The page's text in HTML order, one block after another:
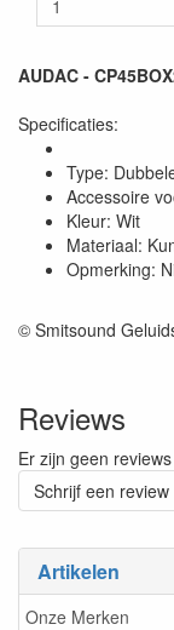
Artikelen
Onze Merken
AUDAC -
Specificaties:
Type:
Accessoire
Kleur: Wit
Materiaal:
Opmerking:
© Smitsound
Reviews
Er zijn geen
Schrijf een review